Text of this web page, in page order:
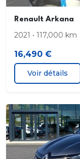
rabattable 1/3-2/
Caméra de recul
Capteur de
Carte Renault
Climatisation
Commutation
route/
Renault Arkana
2021 • 117,000 km
16,490 €
Voir détails